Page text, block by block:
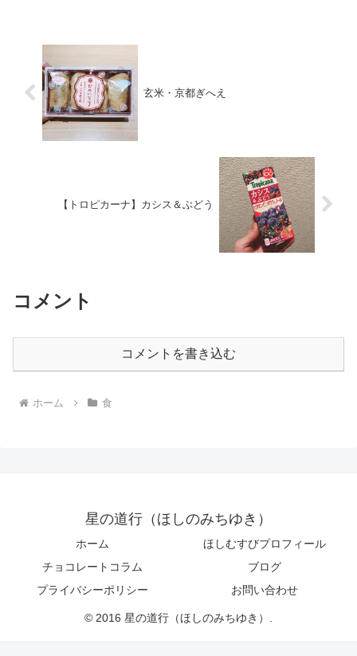
玄米・京都ぎへえ
【トロピカーナ】カシス＆ぶどう
コメント
コメントを書き込む
ホーム 食
星の道行（ほしのみちゆき）
ホーム
ほしむすびプロフィール
チョコレートコラム
ブログ
プライバシーポリシー
お問い合わせ
© 2016 星の道行（ほしのみちゆき）.